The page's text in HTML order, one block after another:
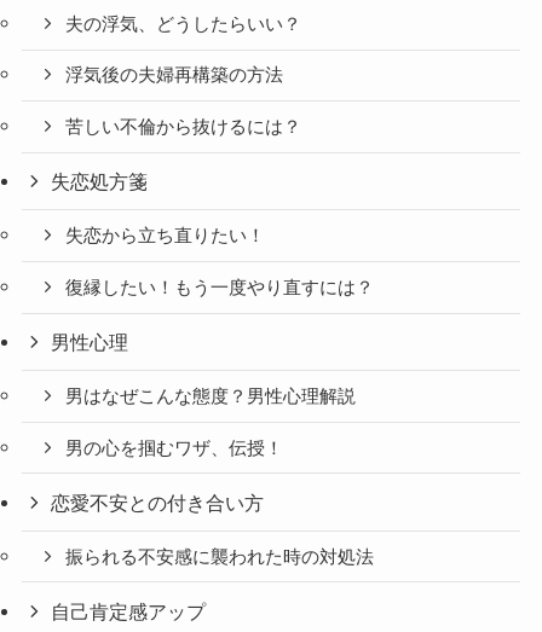
夫の浮気、どうしたらいい？
浮気後の夫婦再構築の方法
苦しい不倫から抜けるには？
失恋処方箋
失恋から立ち直りたい！
復縁したい！もう一度やり直すには？
男性心理
男はなぜこんな態度？男性心理解説
男の心を掴むワザ、伝授！
恋愛不安との付き合い方
振られる不安感に襲われた時の対処法
自己肯定感アップ